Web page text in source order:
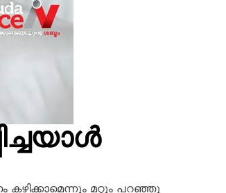
മറ്റും പറഞ്ഞു